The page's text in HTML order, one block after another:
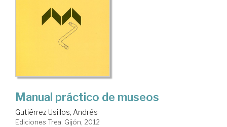
Manual práctico de museos
Gutiérrez Usillos, Andrés
Ediciones Trea. Gijón, 2012